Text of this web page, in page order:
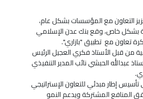
التعاون مع المؤسسات بشكل عام،
بشكل خاص، وقع بنك عدن الإسلامي
تعاون مع تطبيق "بازاري".
من قبل الأستاذ فكري العجيل الرئيس
عبدالله الحبشي نائب المدير التنفيذي
إطار مبدئي للتعاون الإستراتيجي
المنافع المشتركة ويدعم النمو